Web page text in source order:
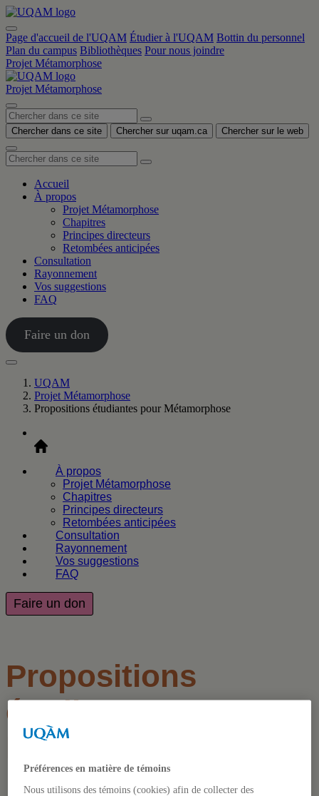
Accéder
au
contenu
Accéder
au
menu
principal
Accéder
à
la
recherche
Accéder
au
contenu
Accéder
au
menu
principal
Page d'accueil de l'UQAM Étudier à l'UQAM Bottin du personnel
Plan du campus Bibliothèques Pour nous joindre
Projet Métamorphose
Projet Métamorphose
Menu
Chercher dans ce site
Chercher sur uqam.ca Chercher sur le web
Accueil
À propos
Projet Métamorphose
Chapitres
Principes directeurs
Retombées anticipées
Consultation
Rayonnement
Vos suggestions
FAQ
Faire un don
UQAM
Projet Métamorphose
Propositions étudiantes pour Métamorphose
Accueil
À propos
Projet Métamorphose
Chapitres
Principes directeurs
Retombées anticipées
Consultation
Rayonnement
Vos suggestions
FAQ
Faire un don
Propositions
étudiantes pour
Métamorphose
Préférences en matière de témoins
Nous utilisons des témoins (cookies) afin de collecter des